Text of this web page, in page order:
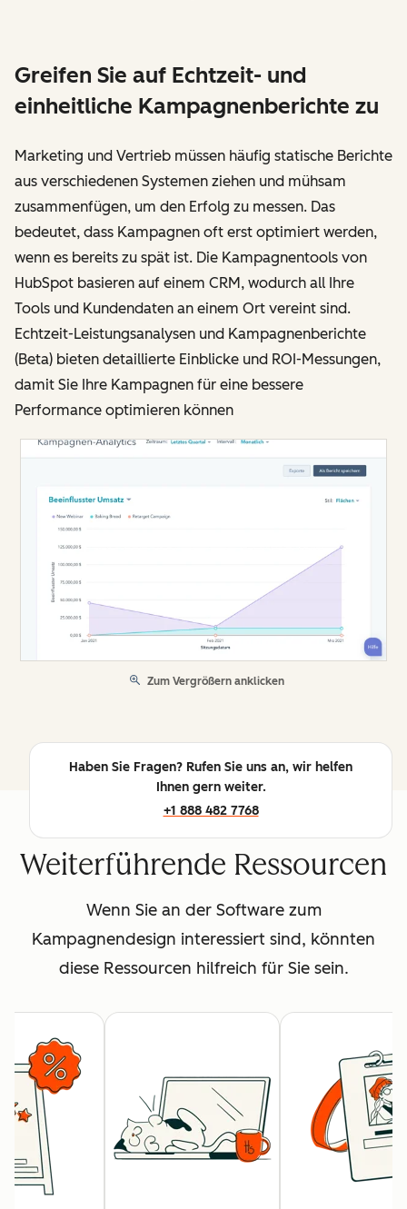
Greifen Sie auf Echtzeit- und
einheitliche Kampagnenberichte zu
Marketing und Vertrieb müssen häufig statische Berichte
aus verschiedenen Systemen ziehen und mühsam
zusammenfügen, um den Erfolg zu messen. Das
bedeutet, dass Kampagnen oft erst optimiert werden,
wenn es bereits zu spät ist. Die Kampagnentools von
HubSpot basieren auf einem CRM, wodurch all Ihre
Tools und Kundendaten an einem Ort vereint sind.
Echtzeit-Leistungsanalysen und Kampagnenberichte
(Beta) bieten detaillierte Einblicke und ROI-Messungen,
damit Sie Ihre Kampagnen für eine bessere
Performance optimieren können
Zum Vergrößern anklicken
Haben Sie Fragen? Rufen Sie uns an, wir helfen
Ihnen gern weiter.
+1 888 482 7768
Weiterführende Ressourcen
Wenn Sie an der Software zum
Kampagnendesign interessiert sind, könnten
diese Ressourcen hilfreich für Sie sein.